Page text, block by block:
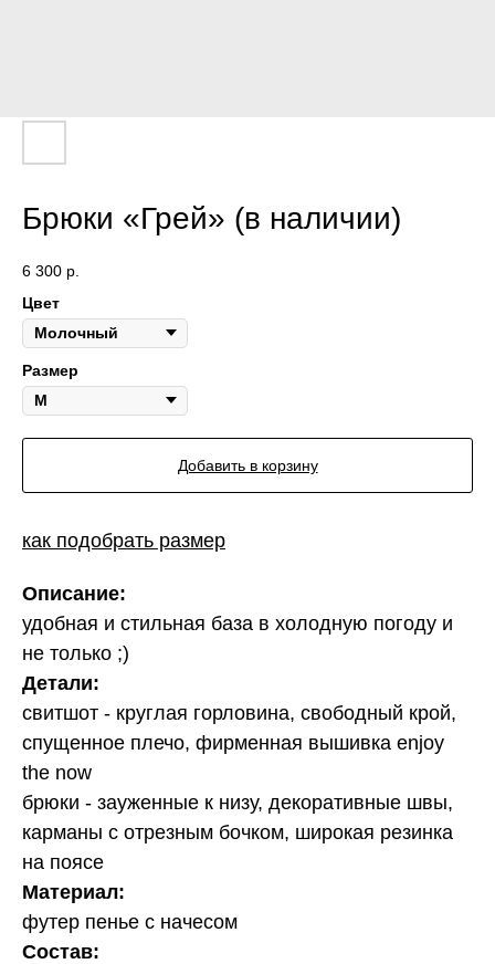
Брюки «Грей» (в наличии)
6 300 р.
Цвет
Размер
Добавить в корзину
как подобрать размер
Описание:
удобная и стильная база в холодную погоду и
не только ;)
Детали:
свитшот - круглая горловина, свободный крой,
спущенное плечо, фирменная вышивка enjoy
the now
брюки - зауженные к низу, декоративные швы,
карманы с отрезным бочком, широкая резинка
на поясе
Материал:
футер пенье с начесом
Состав: